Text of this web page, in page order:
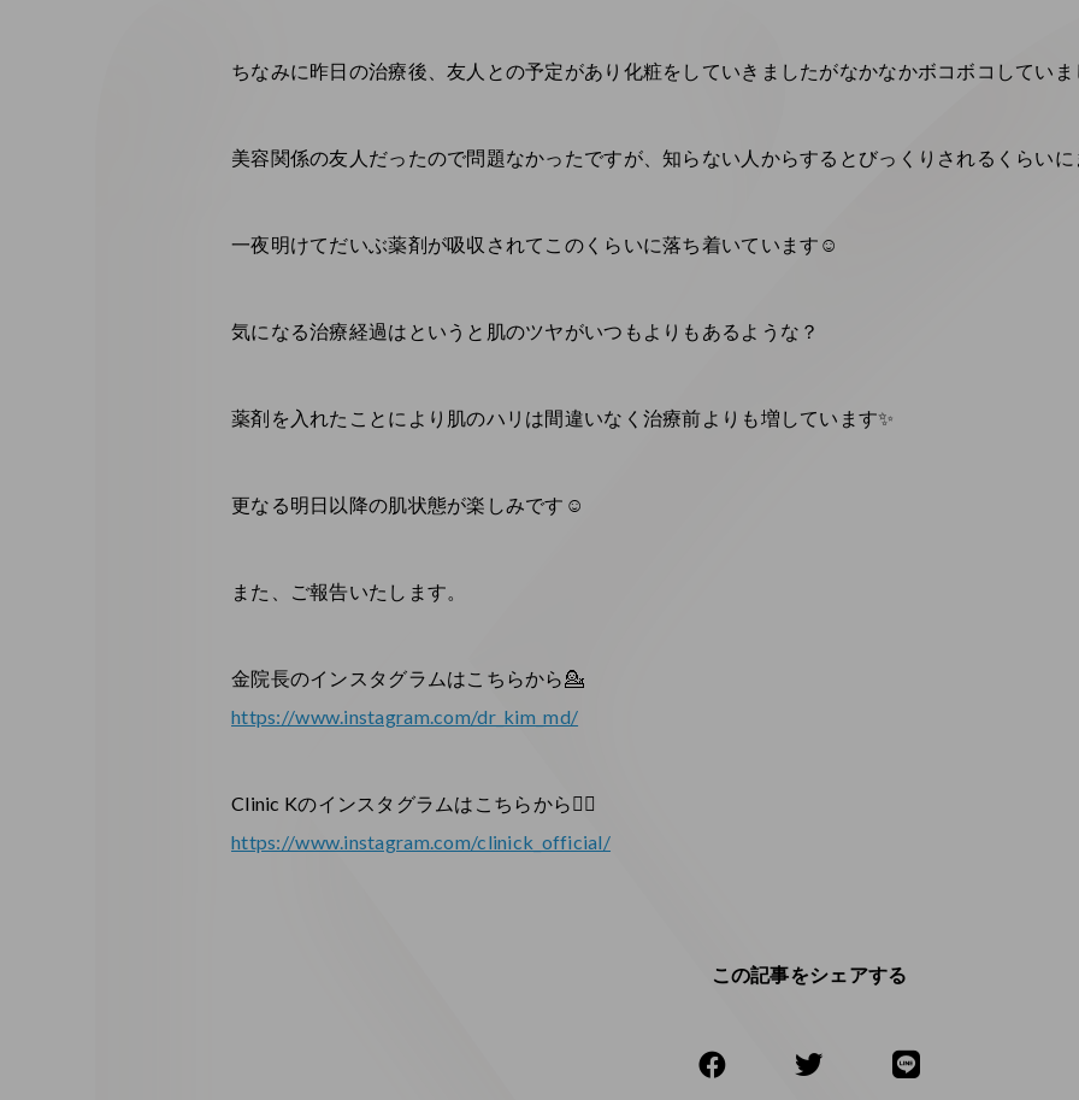
ちなみに昨日の治療後、友人との予定があり化粧をしていきましたがなかなかボコボコしてい
美容関係の友人だったので問題なかったですが、知らない人からするとびっくりされるくらい
一夜明けてだいぶ薬剤が吸収されてこのくらいに落ち着いています☺️
気になる治療経過はというと肌のツヤがいつもよりもあるような？
薬剤を入れたことにより肌のハリは間違いなく治療前よりも増しています✨
更なる明日以降の肌状態が楽しみです☺️
また、ご報告いたします。
金院長のインスタグラムはこちらから💁
https://www.instagram.com/dr_kim_md/
Clinic Kのインスタグラムはこちらから💁‍♀️
https://www.instagram.com/clinick_official/
この記事をシェアする